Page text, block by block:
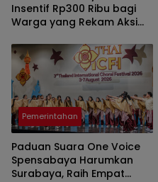
Insentif Rp300 Ribu bagi
Warga yang Rekam Aksi
Pemerintahan
Paduan Suara One Voice
Spensabaya Harumkan
Surabaya, Raih Empat